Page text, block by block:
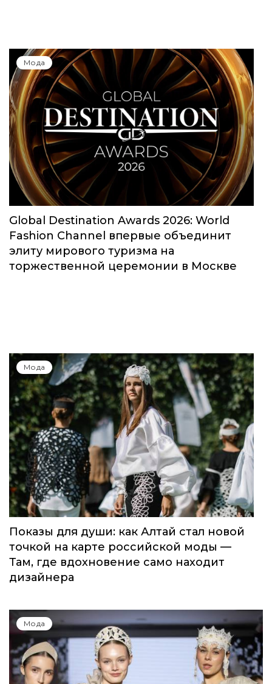
Мода
Global Destination Awards 2026: World
Fashion Channel впервые объединит
элиту мирового туризма на
торжественной церемонии в Москве
Мода
Показы для души: как Алтай стал новой
точкой на карте российской моды —
Там, где вдохновение само находит
дизайнера
Мода